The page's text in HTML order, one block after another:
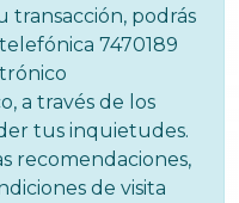
transacción, podrás
7470189
a través de los
tus inquietudes.
recomendaciones,
de visita